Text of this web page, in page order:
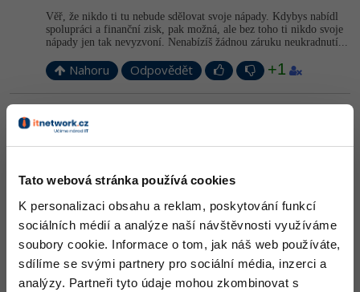
Tato webová stránka používá cookies
K personalizaci obsahu a reklam, poskytování funkcí
sociálních médií a analýze naší návštěvnosti využíváme
soubory cookie. Informace o tom, jak náš web používáte,
sdílíme se svými partnery pro sociální média, inzerci a
analýzy. Partneři tyto údaje mohou zkombinovat s
Copywriter
WordPress specialista
SEO specialista
Algoritmy -41%
Umělá inteligence (AI) -10%
Pro děti
Více
Fórum
Time management
Windows
Sítě
Kybernetická bezpečnost
Elektronický podpis
Fórum
Ostatní
Fórum
Věř, že nikdo ti tu nebude sdělovat svoje nápady. Kdybys nabídl
spolupráci a finanční zisk, pak možná, ale bez toho ti nikdo svoje
nápady jen tak nevyzvoní. Nenabízíš žádnou záruku neukradnutí...
Nahoru Odpovědět +1
Petr Nymsa
"Zdravím, vlastním tři firmy a teď mi tu vymyslete nějaký dobrý
-> zní to úplně stejně.
Nahoru Odpovědět +10